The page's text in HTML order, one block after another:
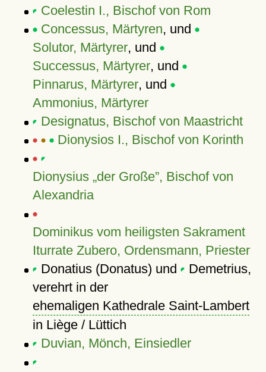
Coelestin I., Bischof von Rom
Concessus, Märtyren, und
Solutor, Märtyrer, und
Successus, Märtyrer, und
Pinnarus, Märtyrer, und
Ammonius, Märtyrer
Designatus, Bischof von Maastricht
Dionysios I., Bischof von Korinth
Dionysius der Große , Bischof von
Alexandria
Dominikus vom heiligsten Sakrament
Iturrate Zubero, Ordensmann, Priester
Donatius (Donatus) und
Demetrius,
verehrt in der
ehemaligen Kathedrale Saint-Lambert
in Liège / Lüttich
Duvian, Mönch, Einsiedler